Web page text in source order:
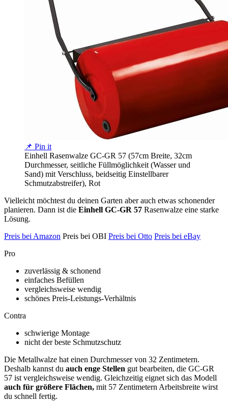
📌 Pin it
Einhell Rasenwalze GC-GR 57 (57cm Breite, 32cm
Durchmesser, seitliche Füllmöglichkeit (Wasser und
Sand) mit Verschluss, beidseitig Einstellbarer
Schmutzabstreifer), Rot
Vielleicht möchtest du deinen Garten aber auch etwas schonender
planieren. Dann ist die Einhell GC-GR 57 Rasenwalze eine starke
Lösung.
Preis bei Amazon Preis bei OBI Preis bei Otto Preis bei eBay
Pro
zuverlässig & schonend
einfaches Befüllen
vergleichsweise wendig
schönes Preis-Leistungs-Verhältnis
Contra
schwierige Montage
nicht der beste Schmutzschutz
Die Metallwalze hat einen Durchmesser von 32 Zentimetern.
Deshalb kannst du auch enge Stellen gut bearbeiten, die GC-GR
57 ist vergleichsweise wendig. Gleichzeitig eignet sich das Modell
auch für größere Flächen, mit 57 Zentimetern Arbeitsbreite wirst
du schnell fertig.